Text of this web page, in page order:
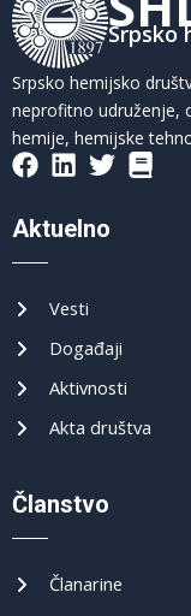
Srpsko
Srpsko hemijsko
neprofitno udruženje,
hemije, hemijske
Aktuelno
Vesti
Događaji
Aktivnosti
Akta društva
Članstvo
Članarine